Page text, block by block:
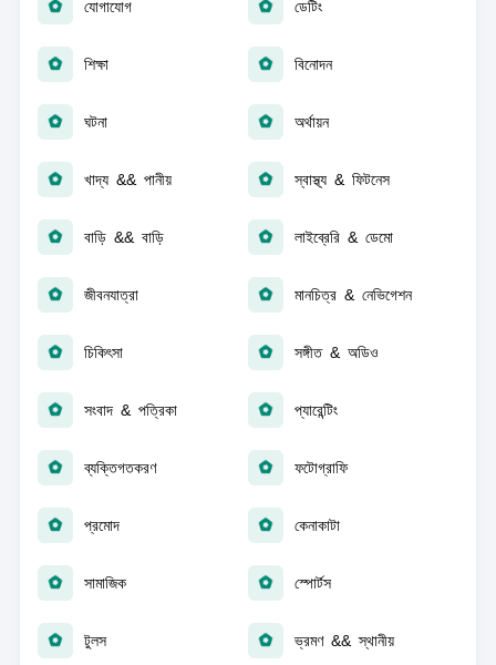
যোগাযোগ ডেটিং
শিক্ষা বিনোদন
ঘটনা অর্থায়ন
খাদ্য && পানীয় স্বাস্থ্য & ফিটনেস
বাড়ি && বাড়ি লাইব্রেরি & ডেমো
জীবনযাত্রা মানচিত্র & নেভিগেশন
চিকিৎসা সঙ্গীত & অডিও
সংবাদ & পত্রিকা প্যারেন্টিং
ব্যক্তিগতকরণ ফটোগ্রাফি
প্রমোদ কেনাকাটা
সামাজিক স্পোর্টস
টুলস ভ্রমণ && স্থানীয়